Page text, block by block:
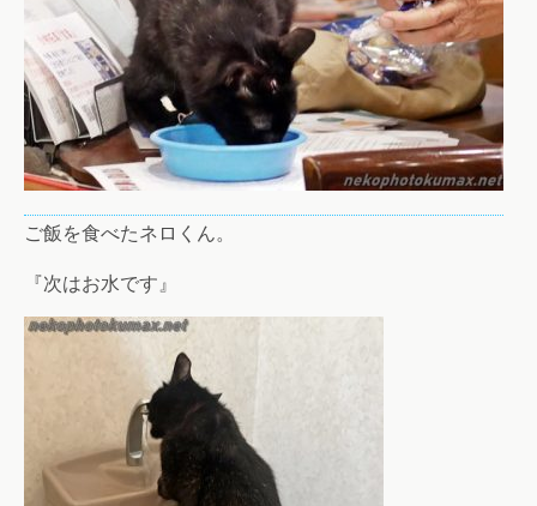
ご飯を食べたネロくん。
『次はお水です』